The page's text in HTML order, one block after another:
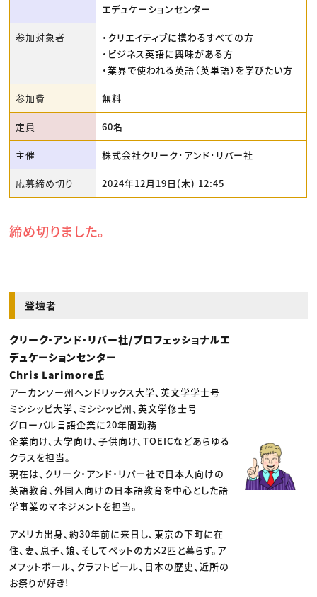
エデュケーションセンター
参加対象者
・クリエイティブに携わるすべての方
・ビジネス英語に興味がある方
・業界で使われる英語（英単語）を学びたい方
参加費 無料
定員 60名
主催 株式会社クリーク･アンド･リバー社
応募締め切り 2024年12月19日(木) 12:45
締め切りました。
登壇者
クリーク・アンド・リバー社/プロフェッショナルエ
デュケーションセンター
Chris Larimore氏
アーカンソー州ヘンドリックス大学、英文学学士号
ミシシッピ大学、ミシシッピ州、英文学修士号
グローバル言語企業に20年間勤務
企業向け、大学向け、子供向け、TOEICなどあらゆる
クラスを担当。
現在は、クリーク・アンド・リバー社で日本人向けの
英語教育、外国人向けの日本語教育を中心とした語
学事業のマネジメントを担当。
アメリカ出身、約30年前に来日し、東京の下町に在
住、妻、息子、娘、そしてペットのカメ2匹と暮らす。ア
メフットボール、クラフトビール、日本の歴史、近所の
お祭りが好き!